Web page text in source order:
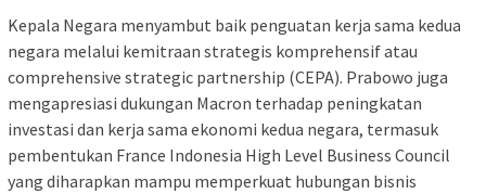
Kepala Negara menyambut baik penguatan kerja sama kedua
negara melalui kemitraan strategis komprehensif atau
comprehensive strategic partnership (CEPA). Prabowo juga
mengapresiasi dukungan Macron terhadap peningkatan
investasi dan kerja sama ekonomi kedua negara, termasuk
pembentukan France Indonesia High Level Business Council
yang diharapkan mampu memperkuat hubungan bisnis